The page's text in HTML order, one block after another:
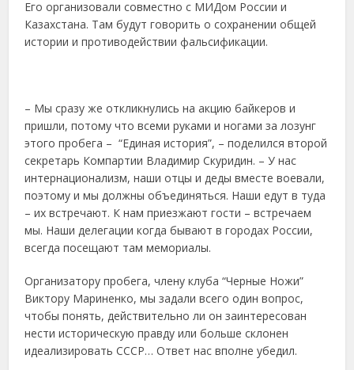
Его организовали совместно с МИДом России и
Казахстана. Там будут говорить о сохранении общей
истории и противодействии фальсификации.
– Мы сразу же откликнулись на акцию байкеров и
пришли, потому что всеми руками и ногами за лозунг
этого пробега – “Единая история”, – поделился второй
секретарь Компартии Владимир Скуридин. – У нас
интернационализм, наши отцы и деды вместе воевали,
поэтому и мы должны объединяться. Наши едут в туда
– их встречают. К нам приезжают гости – встречаем
мы. Наши делегации когда бывают в городах России,
всегда посещают там мемориалы.
Организатору пробега, члену клуба “Черные Ножи”
Виктору Мариненко, мы задали всего один вопрос,
чтобы понять, действительно ли он заинтересован
нести историческую правду или больше склонен
идеализировать СССР… Ответ нас вполне убедил.